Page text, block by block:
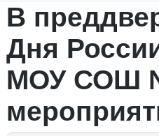
В
Дня
МОУ СОШ